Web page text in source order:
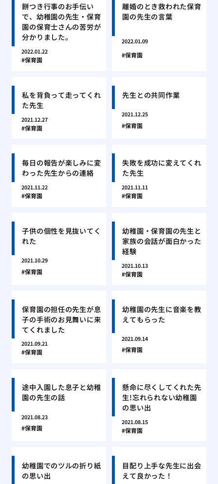
餅つき行事のお手伝い
で、幼稚園の先生・保育
園の保育士さんの苦労が
分かりました。
2022.01.22
保育園
離婚のとき救われた保育
園の先生の言葉
2022.01.09
保育園
私を背負って走ってくれ
た先生
2021.12.27
保育園
先生との共同作業
2021.12.25
保育園
毎日の報告が楽しみに変
わった先生からの連絡
2021.11.22
保育園
失敗を成功に変えてくれ
た先生
2021.11.11
保育園
子供の個性を見抜いてく
れた
2021.10.29
保育園
幼稚園・保育園の先生と
家族の会話が面白かった
経験
2021.10.13
保育園
保育園の担任の先生が息
子の手術のお見舞いに来
てくれました
2021.09.21
保育園
幼稚園の先生に音楽を教
えてもらった
2021.09.14
保育園
途中入園した息子と幼稚
園の先生の話
2021.08.23
保育園
懸命に尽くしてくれた先
生!忘れられない幼稚園
の思い出
2021.08.15
保育園
幼稚園でのツルの折り紙
の思い出
目配り上手な先生に出会
えて良かった！